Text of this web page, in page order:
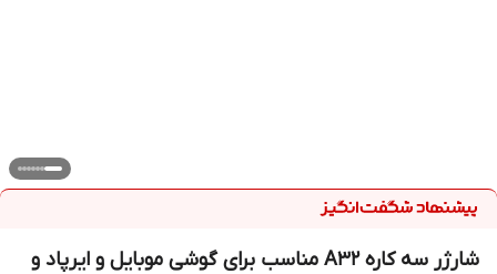
شارژر سه کاره A32 مناسب برای گوشی موبایل و ایرپاد و